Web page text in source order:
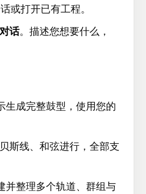
或打开已有工程。
话。描述您想要什么，
生成完整鼓型，使用您的
斯线、和弦进行，全部支
并整理多个轨道、群组与